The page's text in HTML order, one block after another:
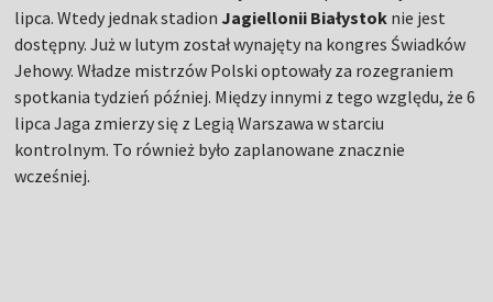
lipca. Wtedy jednak stadion Jagiellonii Białystok nie jest
dostępny. Już w lutym został wynajęty na kongres Świadków
Jehowy. Władze mistrzów Polski optowały za rozegraniem
spotkania tydzień później. Między innymi z tego względu, że 6
lipca Jaga zmierzy się z Legią Warszawa w starciu
kontrolnym. To również było zaplanowane znacznie
wcześniej.